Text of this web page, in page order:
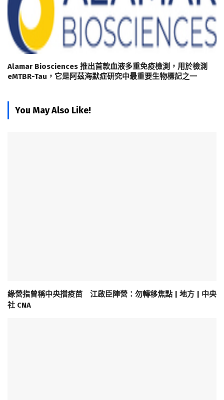
Alamar Biosciences 推出首款血液多重免疫檢測，用於檢測
eMTBR-Tau，它是阿茲海默症研究中最重要生物標記之一
You May Also Like!
綠營指曾稱中央擋疫苗 江啟臣陣營：勿轉移焦點 | 地方 | 中央
社 CNA